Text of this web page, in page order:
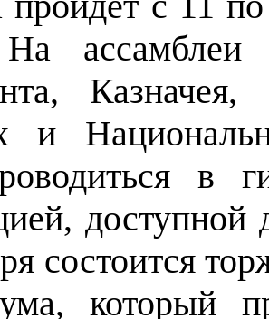
ассамблеи
и
в
состоится
который